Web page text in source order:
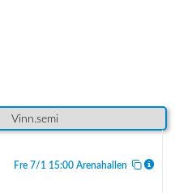
Vinn.semi
Fre 7/1 15:00 Arenahallen